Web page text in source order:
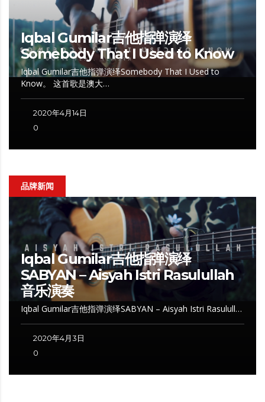
Iqbal Gumilar吉他指弹演绎
Somebody That I Used to Know
Iqbal Gumilar吉他指弹演绎Somebody That I Used to
Know。 这首歌是澳大…
2020年4月14日
0
品牌新闻
Iqbal Gumilar吉他指弹演绎
SABYAN – Aisyah Istri Rasulullah
音乐演奏
Iqbal Gumilar吉他指弹演绎SABYAN – Aisyah Istri Rasulull…
2020年4月3日
0